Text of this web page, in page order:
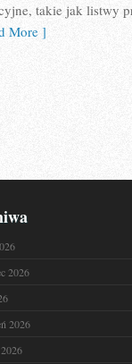
takie jak listwy
More ]
2026
2026